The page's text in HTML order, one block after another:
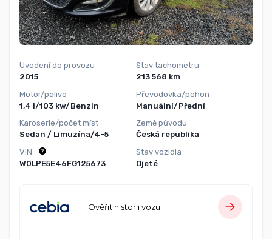
Uvedení do provozu
2015
Motor/palivo
1,4 l/103 kw/Benzin
Karoserie/počet míst
Sedan / Limuzína/4-5
Stav tachometru
213 568 km
Převodovka/pohon
Manuální/Přední
Země původu
Česká republika
VIN
W0LPE5E46FG125673
Stav vozidla
Ojeté
Ověřit historii vozu